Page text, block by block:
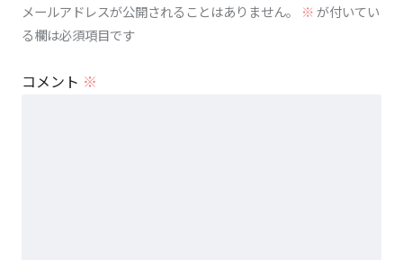
メールアドレスが公開されることはありません。 ※が付いてい
る欄は必須項目です
コメント ※